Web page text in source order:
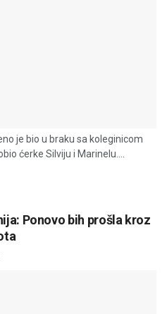
je bio u braku sa koleginicom
ćerke Silviju i Marinelu....
Ponovo bih prošla kroz